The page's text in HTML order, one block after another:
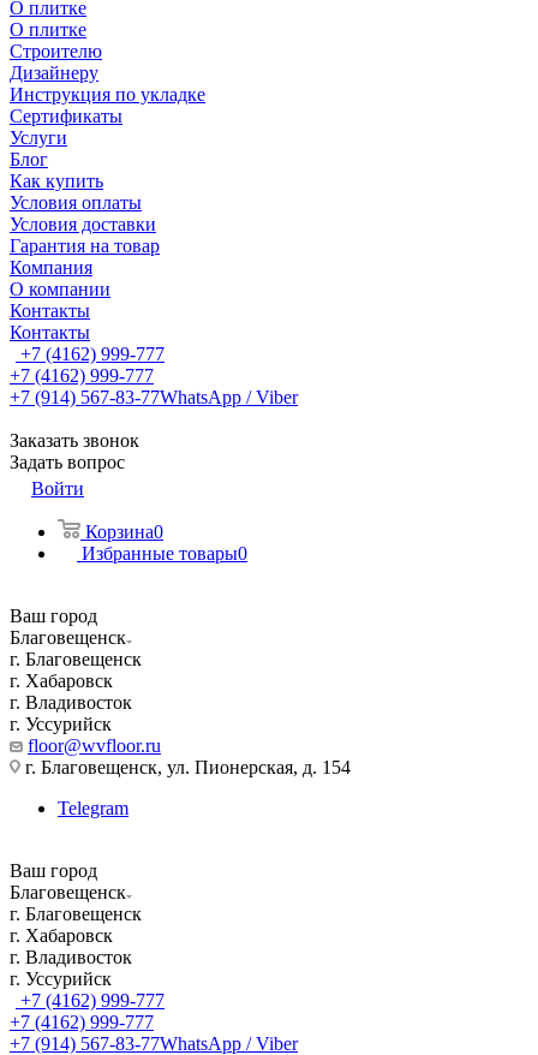
О плитке
О плитке
Строителю
Дизайнеру
Инструкция по укладке
Сертификаты
Услуги
Блог
Как купить
Условия оплаты
Условия доставки
Гарантия на товар
Компания
О компании
Контакты
Контакты
+7 (4162) 999-777
+7 (4162) 999-777
+7 (914) 567-83-77WhatsApp / Viber
Заказать звонок
Задать вопрос
Войти
Корзина0
Избранные товары0
Ваш город
Благовещенск
г. Благовещенск
г. Хабаровск
г. Владивосток
г. Уссурийск
floor@wvfloor.ru
г. Благовещенск, ул. Пионерская, д. 154
Telegram
Ваш город
Благовещенск
г. Благовещенск
г. Хабаровск
г. Владивосток
г. Уссурийск
+7 (4162) 999-777
+7 (4162) 999-777
+7 (914) 567-83-77WhatsApp / Viber